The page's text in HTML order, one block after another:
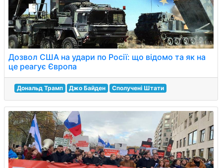
Дозвол США на удари по Росії: що відомо та як на
це реагує Європа
Дональд Трамп Джо Байден Сполучені Штати